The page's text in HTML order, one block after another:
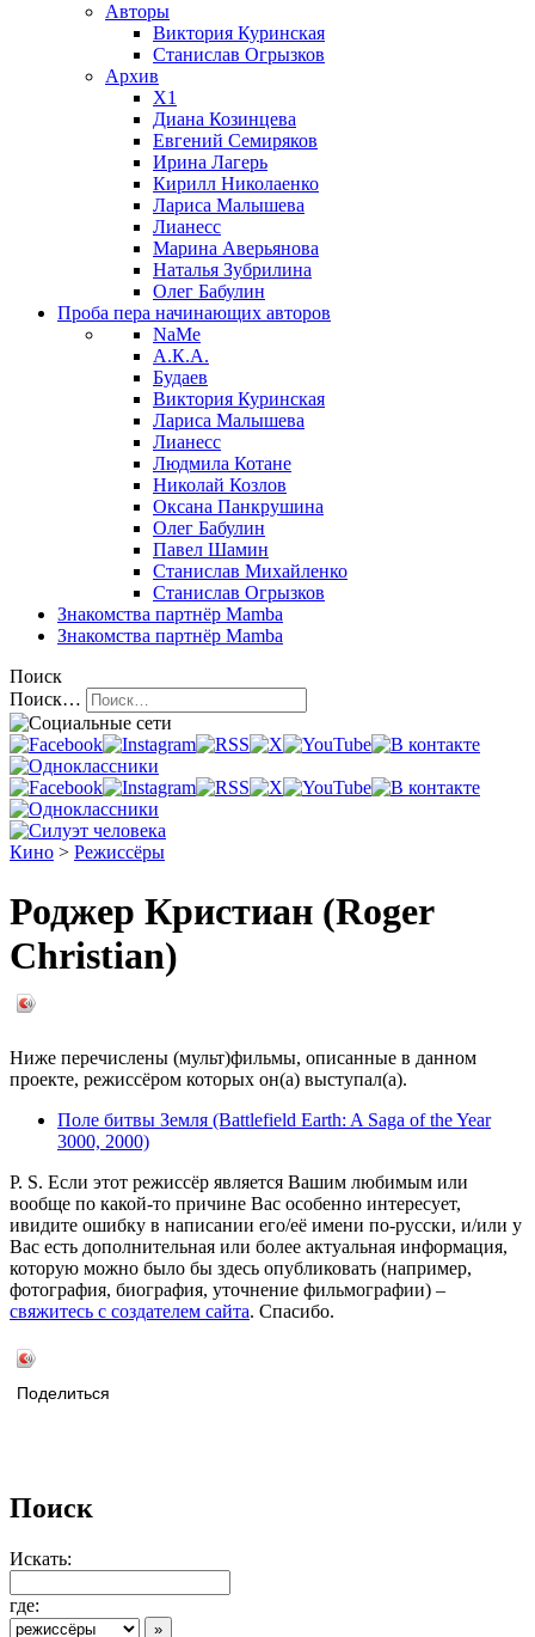
Авторы
Виктория Куринская
Станислав Огрызков
Архив
X1
Диана Козинцева
Евгений Семиряков
Ирина Лагерь
Кирилл Николаенко
Лариса Малышева
Лианесс
Марина Аверьянова
Наталья Зубрилина
Олег Бабулин
Проба пера начинающих авторов
NaMe
А.К.А.
Будаев
Виктория Куринская
Лариса Малышева
Лианесс
Людмила Котане
Николай Козлов
Оксана Панкрушина
Олег Бабулин
Павел Шамин
Станислав Михайленко
Станислав Огрызков
Знакомства партнёр Mamba
Знакомства партнёр Mamba
Поиск
Поиск…
Кино > Режиссёры
Роджер Кристиан (Roger
Christian)
Ниже перечислены (мульт)фильмы, описанные в данном
проекте, режиссёром которых он(а) выступал(а).
Поле битвы Земля (Battlefield Earth: A Saga of the Year
3000, 2000)
P. S. Если этот режиссёр является Вашим любимым или
вообще по какой-то причине Вас особенно интересует,
ивидите ошибку в написании его/её имени по-русски, и/или у
Вас есть дополнительная или более актуальная информация,
которую можно было бы здесь опубликовать (например,
фотография, биография, уточнение фильмографии) –
свяжитесь с создателем сайта. Спасибо.
Поделиться
Поиск
Искать:
где: